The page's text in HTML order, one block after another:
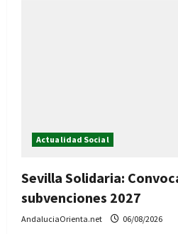
Actualidad Social
Sevilla Solidaria:
subvenciones 2027
AndaluciaOrienta.net 06/08/2026